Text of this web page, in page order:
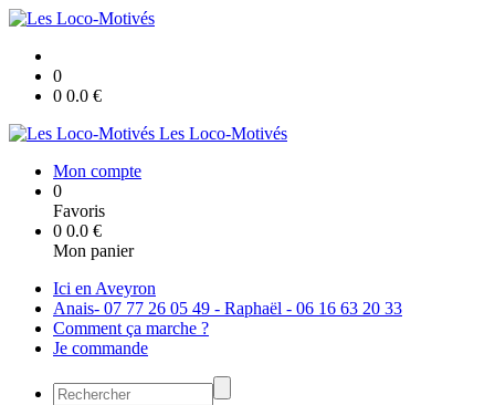
0
0 0.0 €
Les Loco-Motivés
Mon compte
0
Favoris
0 0.0 €
Mon panier
Ici en Aveyron
Anais- 07 77 26 05 49 - Raphaël - 06 16 63 20 33
Comment ça marche ?
Je commande